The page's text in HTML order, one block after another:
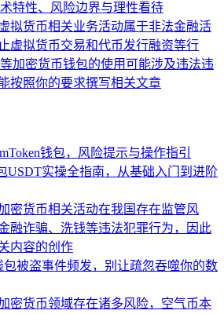
特性、风险边界与理性看待
拟货币相关业务活动属于非法金融活
虚拟货币交易和代币发行融资等行
加密货币钱包的使用可能涉及违法违
按照你的要求撰写相关文章
钱包，风险提示与操作指引
USDT实操全指南，从基础入门到进阶
密货币相关活动在我国存在监管风
融诈骗、洗钱等违法犯罪行为，因此
内容的创作
包被盗事件频发，别让疏忽吞噬你的数
密货币领域存在诸多风险，空气币本